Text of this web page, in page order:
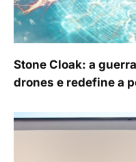
Stone Cloak: a
drones e redefine a